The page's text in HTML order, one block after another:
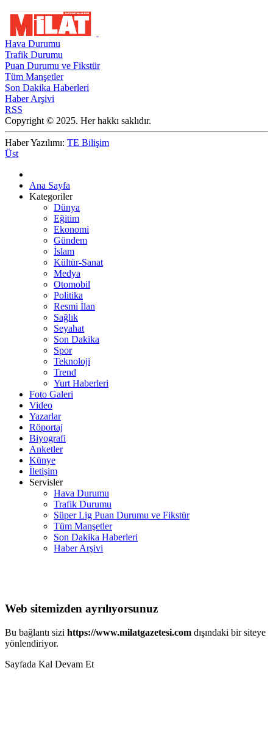
Hava Durumu
Trafik Durumu
Puan Durumu ve Fikstür
Tüm Manşetler
Son Dakika Haberleri
Haber Arşivi
RSS
Copyright © 2025. Her hakkı saklıdır.
Haber Yazılımı: TE Bilişim
Üst
Ana Sayfa
Kategoriler
Dünya
Eğitim
Ekonomi
Gündem
İslam
Kültür-Sanat
Medya
Otomobil
Politika
Resmi İlan
Sağlık
Seyahat
Son Dakika
Spor
Teknoloji
Trend
Yurt Haberleri
Foto Galeri
Video
Yazarlar
Röportaj
Biyografi
Anketler
Künye
İletişim
Servisler
Hava Durumu
Trafik Durumu
Süper Lig Puan Durumu ve Fikstür
Tüm Manşetler
Son Dakika Haberleri
Haber Arşivi
Web sitemizden ayrılıyorsunuz
Bu bağlantı sizi https://www.milatgazetesi.com dışındaki bir siteye
yönlendiriyor.
Sayfada Kal Devam Et